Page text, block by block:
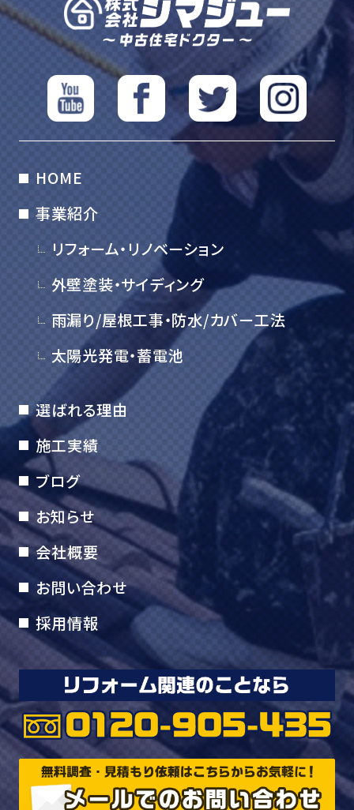
HOME
事業紹介
リフォーム・リノベーション
外壁塗装・サイディング
雨漏り/屋根工事・防水/カバー工法
太陽光発電・蓄電池
選ばれる理由
施工実績
ブログ
お知らせ
会社概要
お問い合わせ
採用情報